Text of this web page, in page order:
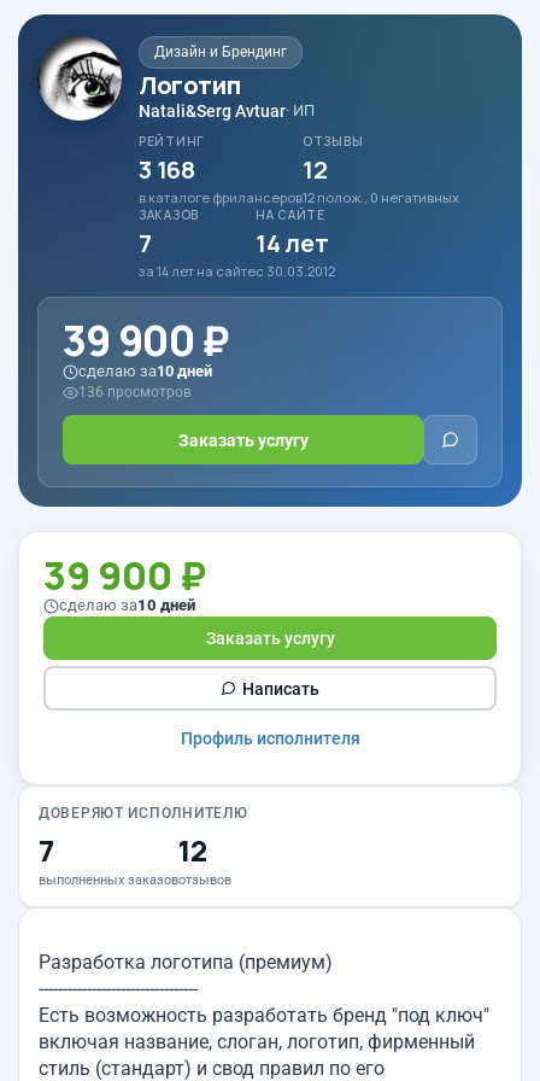
Дизайн и Брендинг
Логотип
Natali&Serg Avtuar· ИП
РЕЙТИНГ
3 168
в каталоге фрилансеров
ОТЗЫВЫ
12
12 полож., 0 негативных
ЗАКАЗОВ
7
за 14 лет на сайте
НА САЙТЕ
14 лет
с 30.03.2012
39 900 ₽
сделаю за10 дней
136 просмотров
Заказать услугу
Разработка логотипа (премиум)
---------------------------------
Есть возможность разработать бренд "под ключ"
включая название, слоган, логотип, фирменный
стиль (стандарт) и свод правил по его
39 900 ₽
сделаю за10 дней
Заказать услугу
Написать
Профиль исполнителя
ДОВЕРЯЮТ ИСПОЛНИТЕЛЮ
7
выполненных заказов
12
отзывов